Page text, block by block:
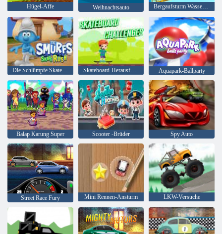
Hügel-Affe Weihnachtsauto Bergaufsturm Wasserpark 3D
Die Schlümpfe Skate Rush Skateboard-Herausforderungen Aquapark-Ballparty
Balap Karung Super Scooter -Brüder Spy Auto
Street Race Fury Mini Rennen-Ansturm LKW-Versuche